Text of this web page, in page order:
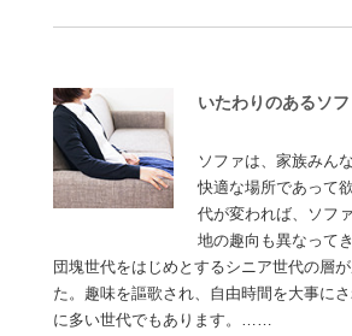
いたわりのあるソフ
ソファは、家族みん
快適な場所であって
代が変われば、ソフ
地の趣向も異なって
団塊世代をはじめとするシニア世代の層
た。趣味を謳歌され、自由時間を大事に
に多い世代でもあります。……